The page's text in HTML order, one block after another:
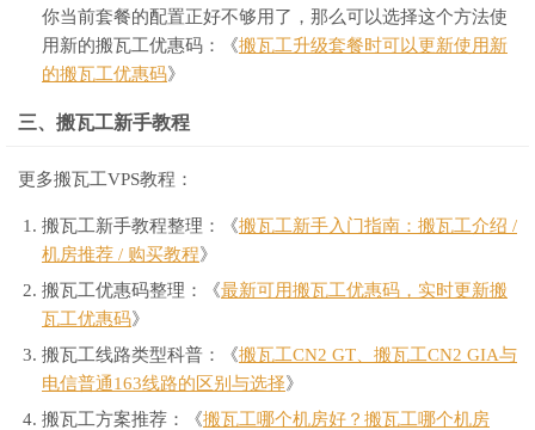
你当前套餐的配置正好不够用了，那么可以选择这个方法使
用新的搬瓦工优惠码：《搬瓦工升级套餐时可以更新使用新
的搬瓦工优惠码》
三、搬瓦工新手教程
更多搬瓦工VPS教程：
搬瓦工新手教程整理：《搬瓦工新手入门指南：搬瓦工介绍 /
机房推荐 / 购买教程》
搬瓦工优惠码整理：《最新可用搬瓦工优惠码，实时更新搬
瓦工优惠码》
搬瓦工线路类型科普：《搬瓦工CN2 GT、搬瓦工CN2 GIA与
电信普通163线路的区别与选择》
搬瓦工方案推荐：《搬瓦工哪个机房好？搬瓦工哪个机房